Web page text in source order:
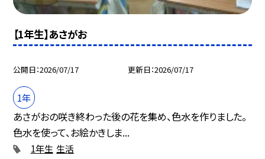
【1年生】あさがお
公開日 2026/07/17 更新日 2026/07/17
1年
あさがおの咲き終わった後の花を集め、色水を作りました。
色水を使って、お絵かきしま...
1年生 生活